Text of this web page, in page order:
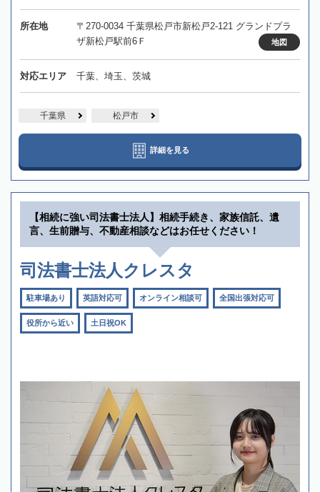
所在地
〒270-0034 千葉県松戸市新松戸2-121 グランドプラ
ザ新松戸駅前6Ｆ
地図
対応エリア 千葉、埼玉、茨城
千葉県 松戸市
詳細を見る
【相続に強い司法書士法人】相続手続き、家族信託、遺
言、生前贈与、不動産相談などはお任せください！
司法書士法人クレスタ
駐車場あり 英語対応可 オンライン相談可 全国出張対応可
役所から近い 土日祝OK